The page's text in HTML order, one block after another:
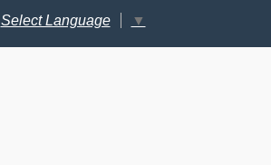
Select Language
▼